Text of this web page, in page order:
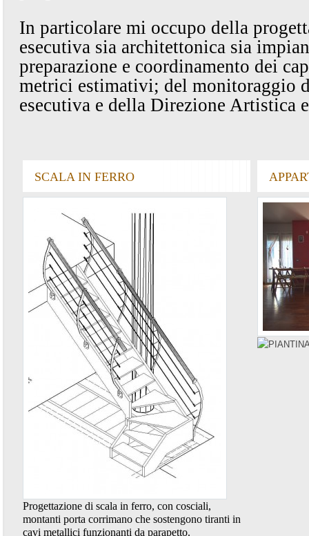
In particolare mi occupo della
esecutiva sia architettonica sia
preparazione e coordinamento dei
metrici estimativi; del monitoraggio
esecutiva e della Direzione Artistica
SCALA IN FERRO
Progettazione di scala in ferro, con cosciali,
montanti porta corrimano che sostengono tiranti in
cavi metallici funzionanti da parapetto.